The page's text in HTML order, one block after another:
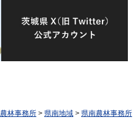
農林事務所 > 県南地域 > 県南農林事務所